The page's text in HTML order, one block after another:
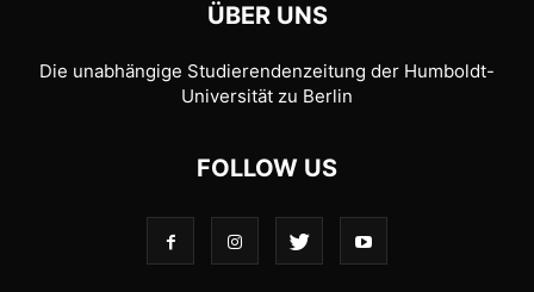
ÜBER UNS
Die unabhängige Studierendenzeitung der Humboldt-
Universität zu Berlin
FOLLOW US